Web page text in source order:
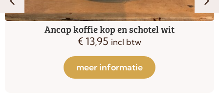
Ancap koffie kop en schotel wit
€ 13,95 incl btw
meer informatie